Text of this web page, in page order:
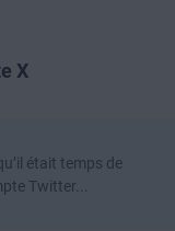
X
était temps de
Twitter...